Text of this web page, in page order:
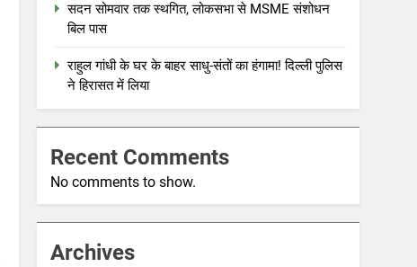
सदन सोमवार तक स्थगित, लोकसभा से MSME संशोधन
बिल पास
राहुल गांधी के घर के बाहर साधु-संतों का हंगामा! दिल्ली पुलिस
ने हिरासत में लिया
Recent Comments
No comments to show.
Archives